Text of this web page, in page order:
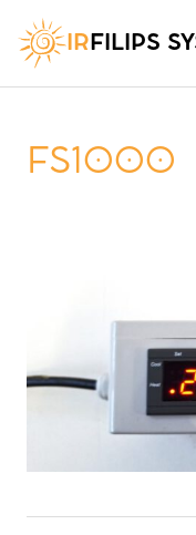
IR FILIPS
FS1000